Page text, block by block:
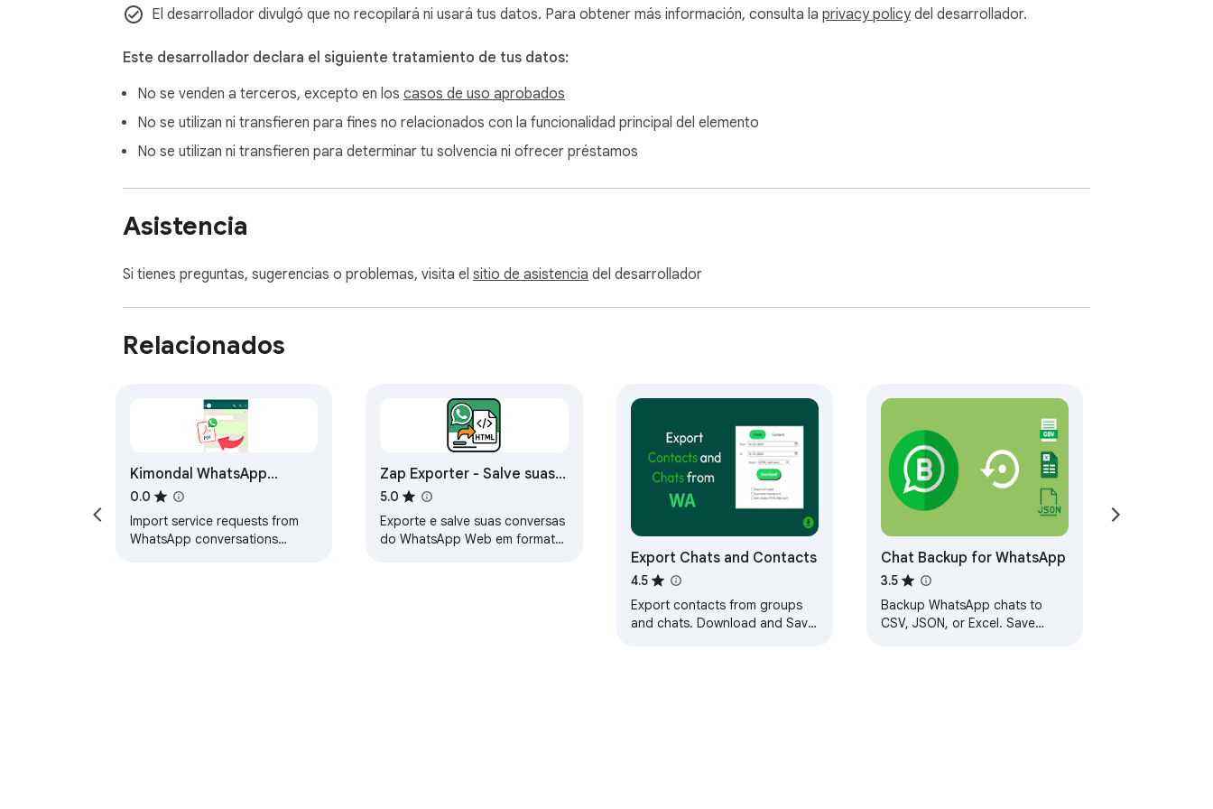
🔹 Sitio web: https://wasbb.com
Esta es una herramienta independiente, no tiene asociación oficial con WhatsApp LLC.
El desarrollador divulgó que no recopilará ni usará tus datos. Para obtener más información, consulta la privacy policydel desarrollador.
Este desarrollador declara el siguiente tratamiento de tus datos:
No se venden a terceros, excepto en los casos de uso aprobados
No se utilizan ni transfieren para fines no relacionados con la funcionalidad principal del elemento
No se utilizan ni transfieren para determinar tu solvencia ni ofrecer préstamos
Asistencia
Si tienes preguntas, sugerencias o problemas, visita el sitio de asistencia del desarrollador
Relacionados
Kimondal WhatsApp
Importer
0.0
Import service requests from
WhatsApp conversations
Zap Exporter - Salve suas
Conversas
5.0
Exporte e salve suas conversas
do WhatsApp Web em formato
Export Chats and Contacts
4.5
Export contacts from groups
and chats. Download and Save
Chat Backup for WhatsApp
3.5
Backup WhatsApp chats to
CSV, JSON, or Excel. Save